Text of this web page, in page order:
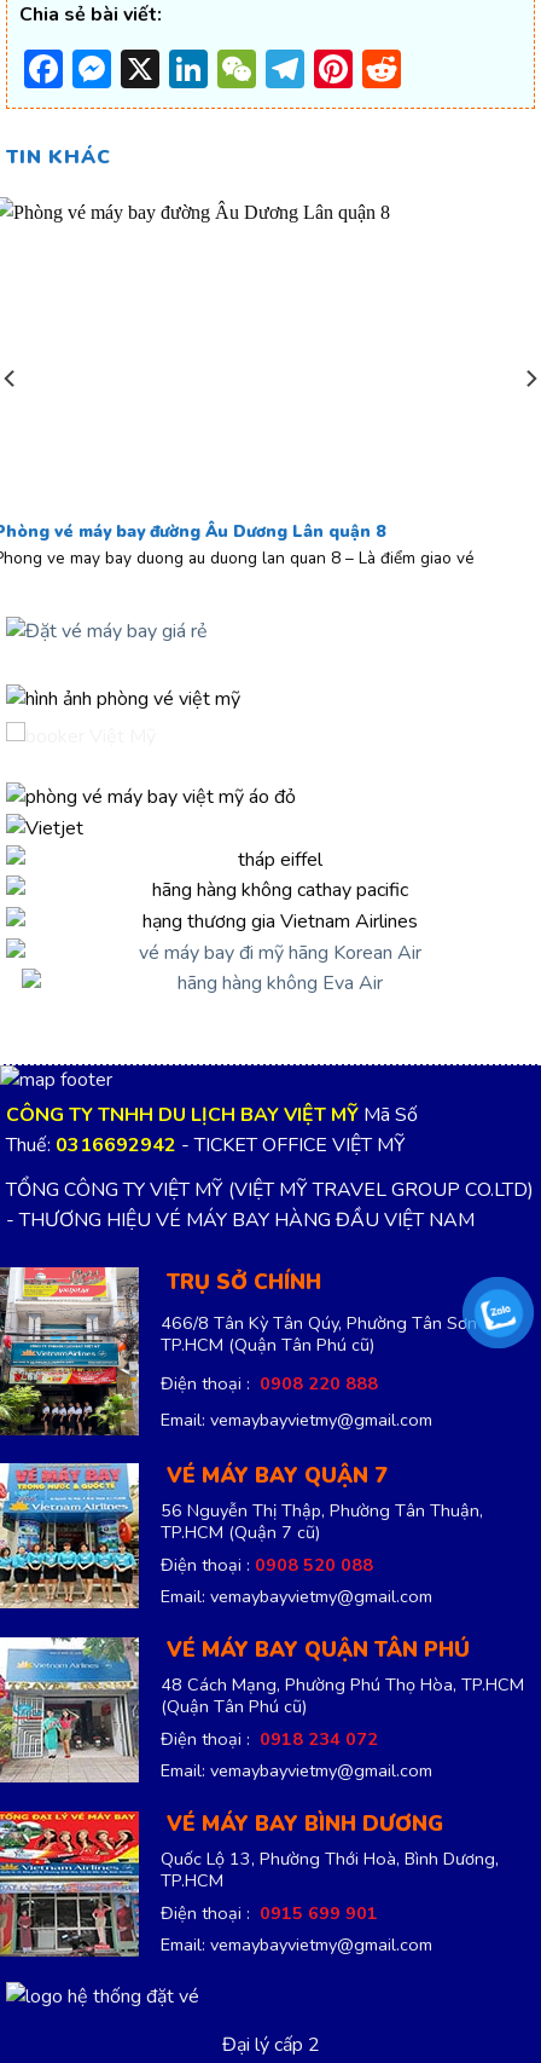
Chia sẻ bài viết:
Facebook
Messenger
X LinkedIn
WeChat
Telegram
Pinterest
TIN KHÁC
vé máy bay đường Âu Dương Lân quận 8
ve may bay duong au duong lan quan 8 – Là điểm giao vé
CÔNG TY TNHH DU LỊCH BAY VIỆT MỸ Mã Số
Thuế: 0316692942 - TICKET OFFICE VIỆT MỸ
TỔNG CÔNG TY VIỆT MỸ (VIỆT MỸ TRAVEL GROUP CO.LTD)
- THƯƠNG HIỆU VÉ MÁY BAY HÀNG ĐẦU VIỆT NAM
TRỤ SỞ CHÍNH
466/8 Tân Kỳ Tân Qúy, Phường Tân Sơn Nhì,
TP.HCM (Quận Tân Phú cũ)
Điện thoại : 0908 220 888
Email: vemaybayvietmy@gmail.com
VÉ MÁY BAY QUẬN 7
56 Nguyễn Thị Thập, Phường Tân Thuận,
TP.HCM (Quận 7 cũ)
Điện thoại : 0908 520 088
Email: vemaybayvietmy@gmail.com
VÉ MÁY BAY QUẬN TÂN PHÚ
48 Cách Mạng, Phường Phú Thọ Hòa, TP.HCM
(Quận Tân Phú cũ)
Điện thoại : 0918 234 072
Email: vemaybayvietmy@gmail.com
VÉ MÁY BAY BÌNH DƯƠNG
Quốc Lộ 13, Phường Thới Hoà, Bình Dương,
TP.HCM
Điện thoại : 0915 699 901
Email: vemaybayvietmy@gmail.com
Đại lý cấp 2